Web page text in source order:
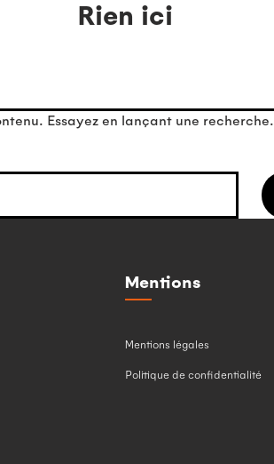
Rien ici
Essayez en lançant une recherche.
Mentions
Mentions légales
Politique de confidentialité